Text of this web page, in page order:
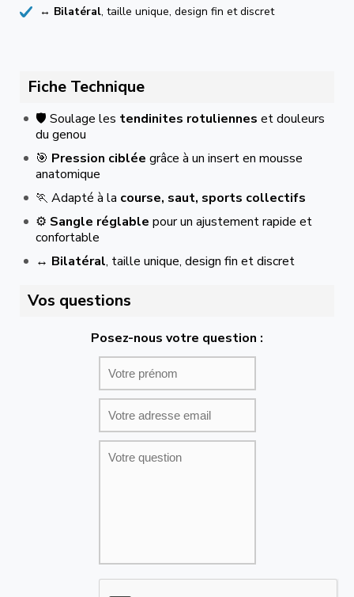
↔️ Bilatéral, taille unique, design fin et discret
Fiche Technique
🛡️ Soulage les tendinites rotuliennes et douleurs
du genou
🎯 Pression ciblée grâce à un insert en mousse
anatomique
🏃 Adapté à la course, saut, sports collectifs
⚙️ Sangle réglable pour un ajustement rapide et
confortable
↔️ Bilatéral, taille unique, design fin et discret
Vos questions
Posez-nous votre question :